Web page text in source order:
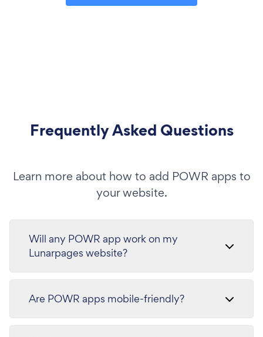
Frequently Asked Questions
Learn more about how to add POWR apps to
your website.
Will any POWR app work on my
Lunarpages website?
Are POWR apps mobile-friendly?